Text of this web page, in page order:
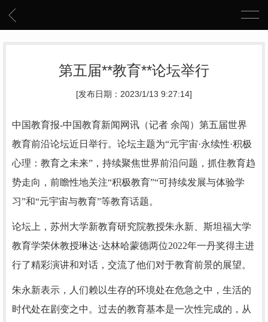
第五届**教育**论坛举行
[发布日期：2023/1/13 9:27:14]
中国教育报-中国教育新闻网讯（记者 余闯） 第五届世界
教育前沿论坛近日举行。论坛主题为“元宇宙·永续性·积极
心理：教育之未来”，持续聚焦世界前沿问题，抓住教育趋
势走向，前瞻性地关注“积极教育”“可持续发展与体验学
习”和“元宇宙与教育”等教育话题。
论坛上，苏州大学新教育研究院教授朱永新、斯坦福大学
教育学荣休教授琳达·达林哈蒙德两位2022年一丹奖得主进
行了精彩演讲和对话，交流了他们对于教育前景的展望。
朱永新表示，人们赖以生存的环境处在危急之中，生活的
时代处在剧变之中。过去的教育基本是一次性完成的，从